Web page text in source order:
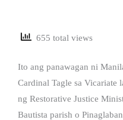
655 total views
Ito ang panawagan ni
Cardinal Tagle sa Vicariate
ng Restorative Justice
Bautista parish o